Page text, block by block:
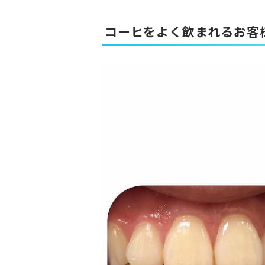
コーヒをよく飲まれるお客